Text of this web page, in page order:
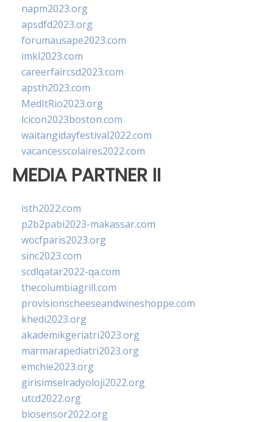
napm2023.org
apsdfd2023.org
forumausape2023.com
imkl2023.com
careerfaircsd2023.com
apsth2023.com
MedItRio2023.org
lcicon2023boston.com
waitangidayfestival2022.com
vacancesscolaires2022.com
MEDIA PARTNER II
isth2022.com
p2b2pabi2023-makassar.com
wocfparis2023.org
sinc2023.com
scdlqatar2022-qa.com
thecolumbiagrill.com
provisionscheeseandwineshoppe.com
khedi2023.org
akademikgeriatri2023.org
marmarapediatri2023.org
emchie2023.org
girisimselradyoloji2022.org
utcd2022.org
biosensor2022.org